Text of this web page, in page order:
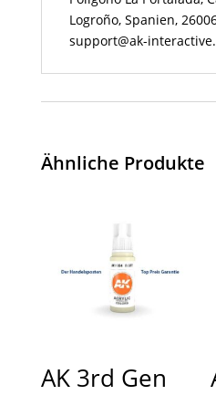
Logroño, Spanien,
support@ak-
Ähnliche Produkte
AK 3rd Gen